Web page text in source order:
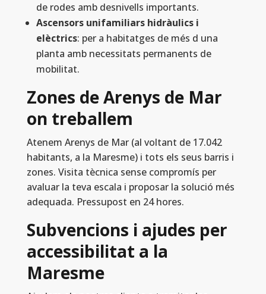
de rodes amb desnivells importants.
Ascensors unifamiliars hidràulics i
elèctrics: per a habitatges de més d una
planta amb necessitats permanents de
mobilitat.
Zones de Arenys de Mar
on treballem
Atenem Arenys de Mar (al voltant de 17.042
habitants, a la Maresme) i tots els seus barris i
zones. Visita tècnica sense compromís per
avaluar la teva escala i proposar la solució més
adequada. Pressupost en 24 hores.
Subvencions i ajudes per
accessibilitat a la
Maresme